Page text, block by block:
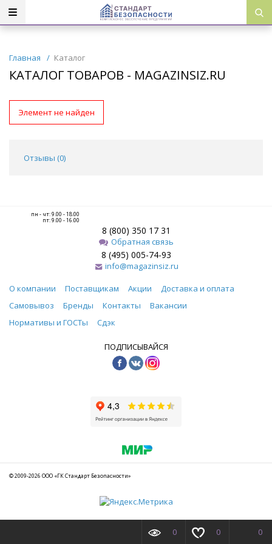
Главная / Каталог
КАТАЛОГ ТОВАРОВ - MAGAZINSIZ.RU
Элемент не найден
Отзывы (0)
пн - чт: 9.00 - 18.00
пт: 9.00 - 16.00
8 (800) 350 17 31
Обратная связь
8 (495) 005-74-93
info@magazinsiz.ru
О компании Поставщикам Акции
Доставка и оплата
Самовывоз
Бренды Контакты
Вакансии
Нормативы и ГОСТы
Сдэк
ПОДПИСЫВАЙСЯ
© 2009-2026 ООО «ГК Стандарт Безопасности»
0 0 0